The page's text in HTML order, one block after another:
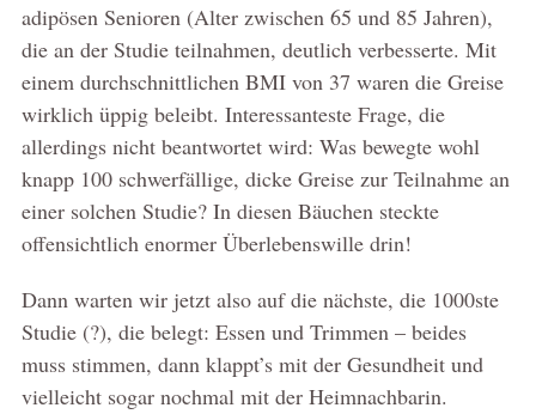
adipösen Senioren (Alter zwischen 65 und 85 Jahren),
die an der Studie teilnahmen, deutlich verbesserte. Mit
einem durchschnittlichen BMI von 37 waren die Greise
wirklich üppig beleibt. Interessanteste Frage, die
allerdings nicht beantwortet wird: Was bewegte wohl
knapp 100 schwerfällige, dicke Greise zur Teilnahme an
einer solchen Studie? In diesen Bäuchen steckte
offensichtlich enormer Überlebenswille drin!
Dann warten wir jetzt also auf die nächste, die 1000ste
Studie (?), die belegt: Essen und Trimmen – beides
muss stimmen, dann klappt’s mit der Gesundheit und
vielleicht sogar nochmal mit der Heimnachbarin.